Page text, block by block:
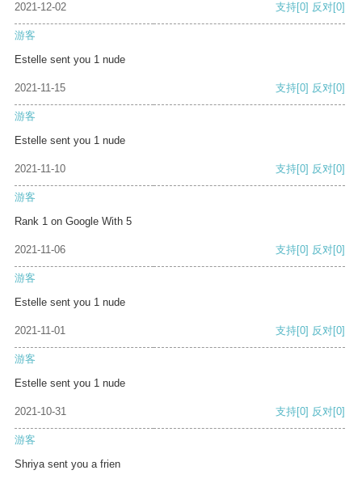
2021-12-02 支持[0] 反对[0]
游客
Estelle sent you 1 nude
2021-11-15 支持[0] 反对[0]
游客
Estelle sent you 1 nude
2021-11-10 支持[0] 反对[0]
游客
Rank 1 on Google With 5
2021-11-06 支持[0] 反对[0]
游客
Estelle sent you 1 nude
2021-11-01 支持[0] 反对[0]
游客
Estelle sent you 1 nude
2021-10-31 支持[0] 反对[0]
游客
Shriya sent you a frien